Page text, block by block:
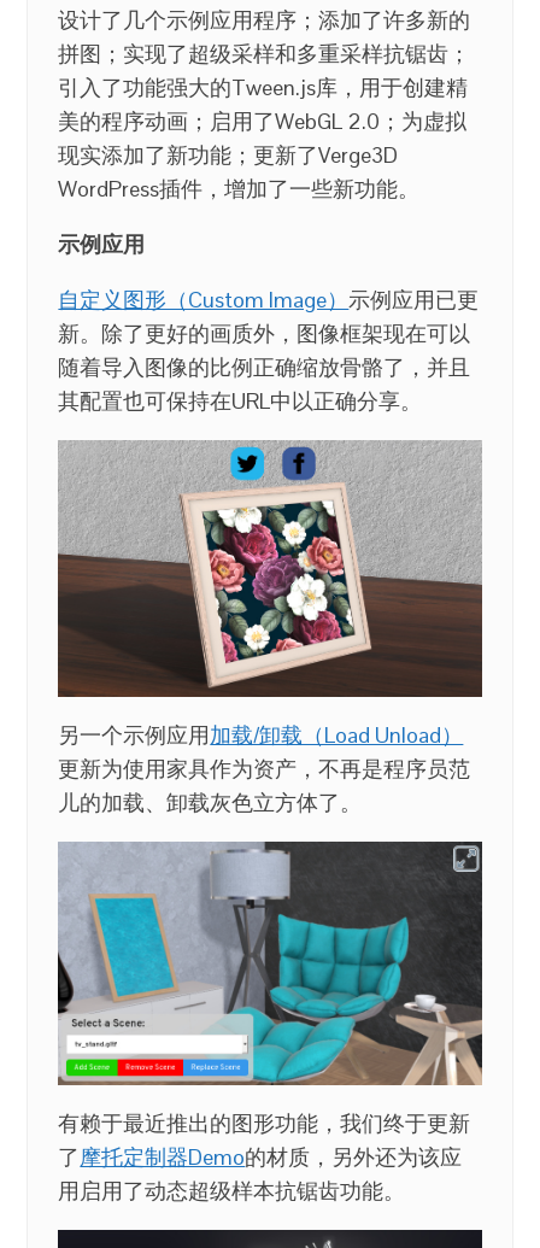
设计了几个示例应用程序；添加了许多新的
拼图；实现了超级采样和多重采样抗锯齿；
引入了功能强大的Tween.js库，用于创建精
美的程序动画；启用了WebGL 2.0；为虚拟
现实添加了新功能；更新了Verge3D
WordPress插件，增加了一些新功能。
示例应用
自定义图形（Custom Image）示例应用已更
新。除了更好的画质外，图像框架现在可以
随着导入图像的比例正确缩放骨骼了，并且
其配置也可保持在URL中以正确分享。
另一个示例应用加载/卸载（Load Unload）
更新为使用家具作为资产，不再是程序员范
儿的加载、卸载灰色立方体了。
有赖于最近推出的图形功能，我们终于更新
了摩托定制器Demo的材质，另外还为该应
用启用了动态超级样本抗锯齿功能。